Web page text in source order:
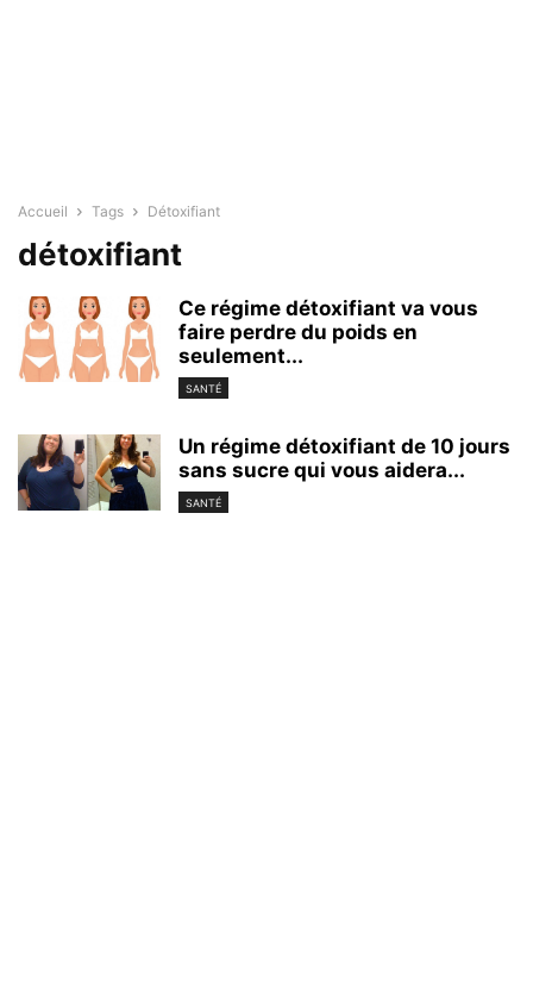
Accueil Tags Détoxifiant
détoxifiant
Ce régime détoxifiant va vous
faire perdre du poids en
seulement...
SANTÉ
Un régime détoxifiant de 10 jours
sans sucre qui vous aidera...
SANTÉ